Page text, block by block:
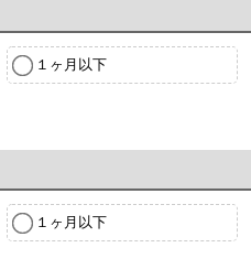
１ヶ月以下
１ヶ月以下